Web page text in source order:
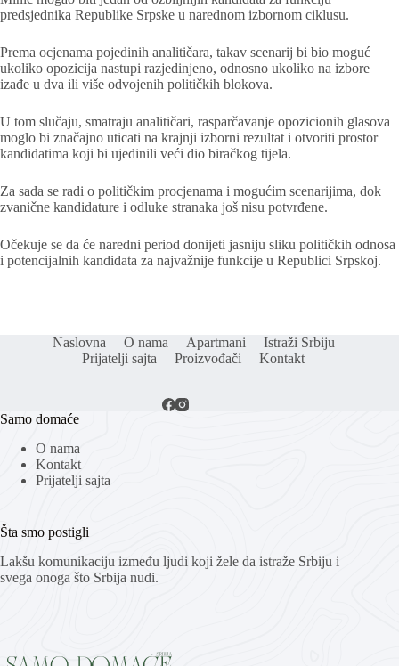
predsjednika Republike Srpske u narednom izbornom ciklusu.
Prema ocjenama pojedinih analitičara, takav scenarij bi bio moguć
ukoliko opozicija nastupi razjedinjeno, odnosno ukoliko na izbore
izađe u dva ili više odvojenih političkih blokova.
U tom slučaju, smatraju analitičari, rasparčavanje opozicionih glasova
moglo bi značajno uticati na krajnji izborni rezultat i otvoriti prostor
kandidatima koji bi ujedinili veći dio biračkog tijela.
Za sada se radi o političkim procjenama i mogućim scenarijima, dok
zvanične kandidature i odluke stranaka još nisu potvrđene.
Očekuje se da će naredni period donijeti jasniju sliku političkih odnosa
i potencijalnih kandidata za najvažnije funkcije u Republici Srpskoj.
Naslovna O nama Apartmani
Istraži Srbiju
Prijatelji sajta
Proizvođači Kontakt
Samo domaće
O nama
Kontakt
Prijatelji sajta
Šta smo postigli
Lakšu komunikaciju između ljudi koji žele da istraže Srbiju i
svega onoga što Srbija nudi.